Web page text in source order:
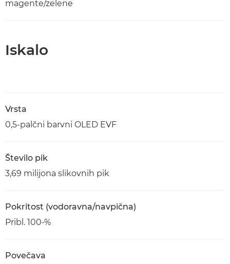
magente/zelene
Iskalo
Vrsta
0,5-palčni barvni OLED EVF
Število pik
3,69 milijona slikovnih pik
Pokritost (vodoravna/navpična)
Pribl. 100-%
Povečava